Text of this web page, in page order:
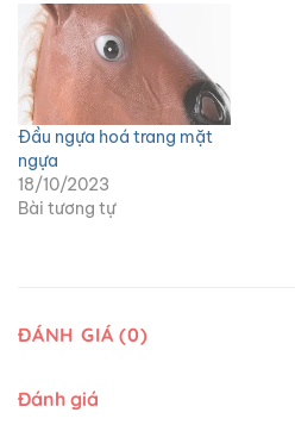
Đầu ngựa hoá trang mặt
ngựa
18/10/2023
Bài tương tự
ĐÁNH GIÁ (0)
Đánh giá